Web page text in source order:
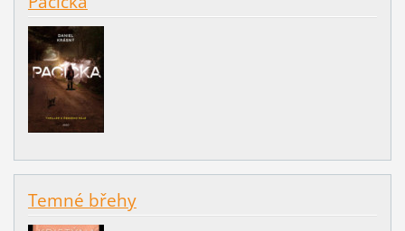
Temné břehy